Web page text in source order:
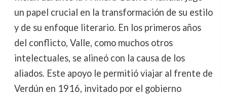
un papel crucial en la transformación de su estilo
y de su enfoque literario. En los primeros años
del conflicto, Valle, como muchos otros
intelectuales, se alineó con la causa de los
aliados. Este apoyo le permitió viajar al frente de
Verdún en 1916, invitado por el gobierno